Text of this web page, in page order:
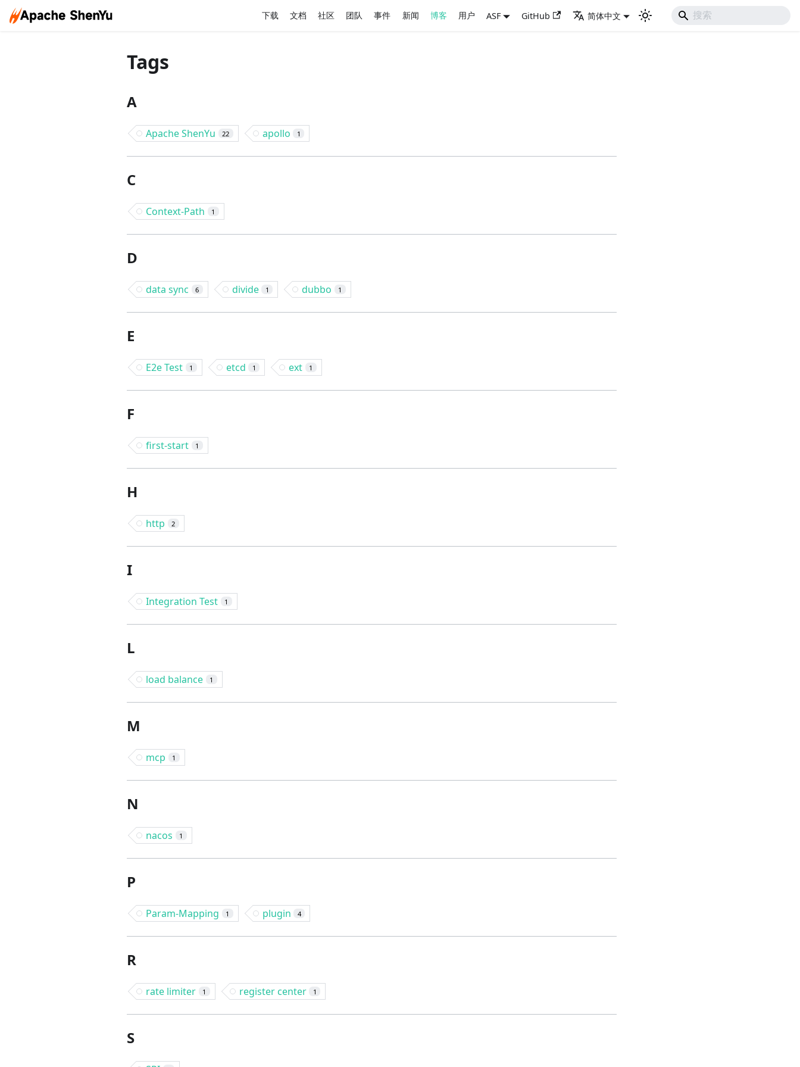
下载 文档 社区 团队 事件 新闻 博客 用户 ASF GitHub 简体中文
Tags
A
Apache ShenYu 22 apollo 1
C
Context-Path 1
D
data sync 6 divide 1 dubbo 1
E
E2e Test 1 etcd 1 ext 1
F
first-start 1
H
http 2
I
Integration Test 1
L
load balance 1
M
mcp 1
N
nacos 1
P
Param-Mapping 1 plugin 4
R
rate limiter 1 register center 1
S